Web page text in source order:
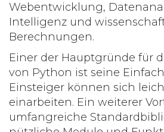
Webentwicklung,
Intelligenz und
Berechnungen.
Einer der Hauptgründe für
von Python ist seine
Einsteiger können sich
einarbeiten. Ein weiterer
umfangreiche